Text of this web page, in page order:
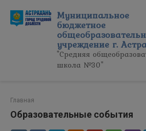
контенту
Муниципальное
бюджетное
учреждение г.
"Средняя
школа №30"
Главная
Образовательные события